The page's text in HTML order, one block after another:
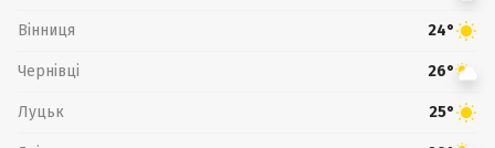
Вінниця 24°
Чернівці 26°
Луцьк 25°